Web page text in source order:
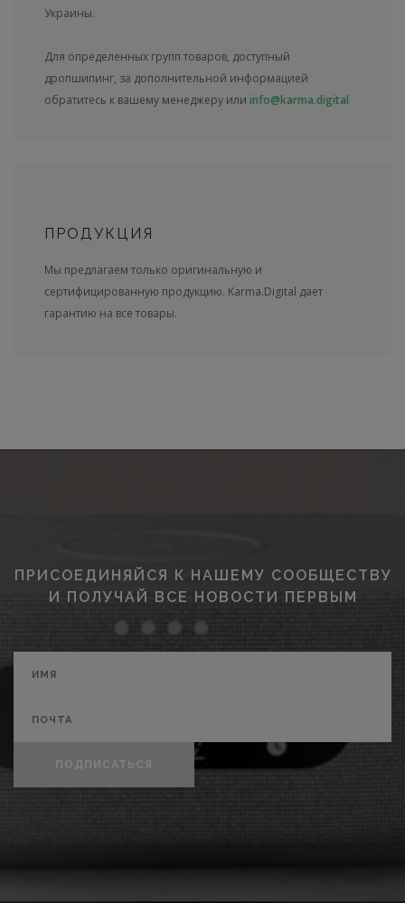
Украины.
Для определенных групп товаров, доступный
дропшипинг, за дополнительной информацией
обратитесь к вашему менеджеру или info@karma.digital
ПРОДУКЦИЯ
Мы предлагаем только оригинальную и
сертифицированную продукцию. Karma.Digital дает
гарантию на все товары.
ПРИСОЕДИНЯЙСЯ К НАШЕМУ СООБЩЕСТВУ
И ПОЛУЧАЙ ВСЕ НОВОСТИ ПЕРВЫМ
ПОДПИСАТЬСЯ